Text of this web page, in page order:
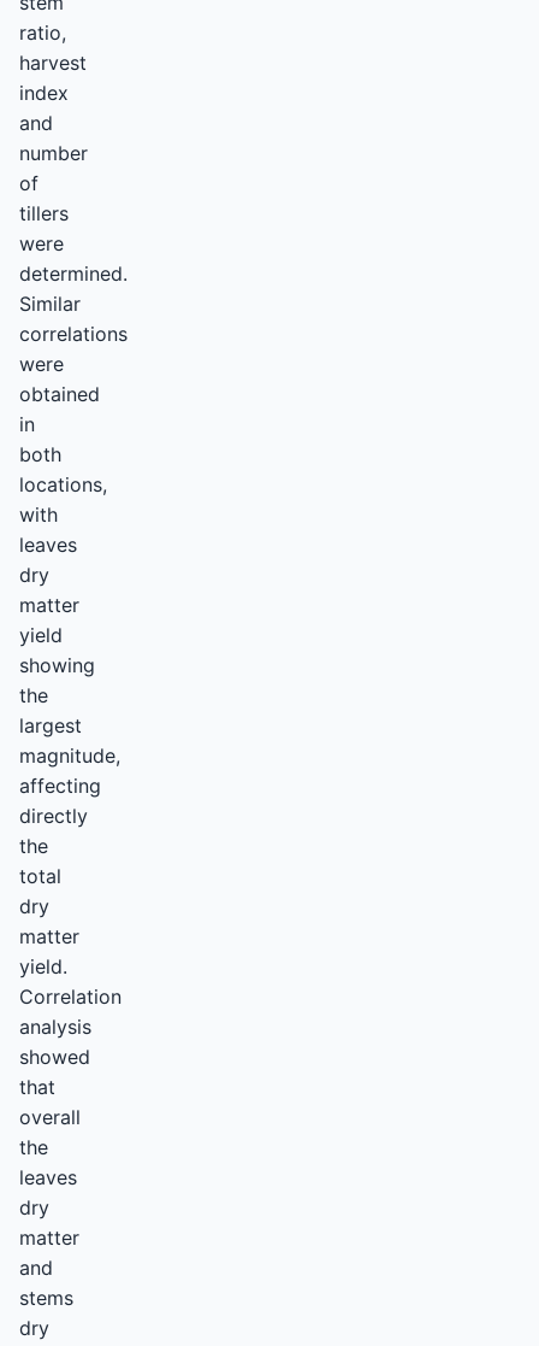
ratio,
harvest
index
and
number
of
tillers
were
determined.
Similar
correlations
were
obtained
in
both
locations,
with
leaves
dry
matter
yield
showing
the
largest
magnitude,
affecting
directly
the
total
dry
matter
yield.
Correlation
analysis
showed
that
overall
the
leaves
dry
matter
and
stems
dry